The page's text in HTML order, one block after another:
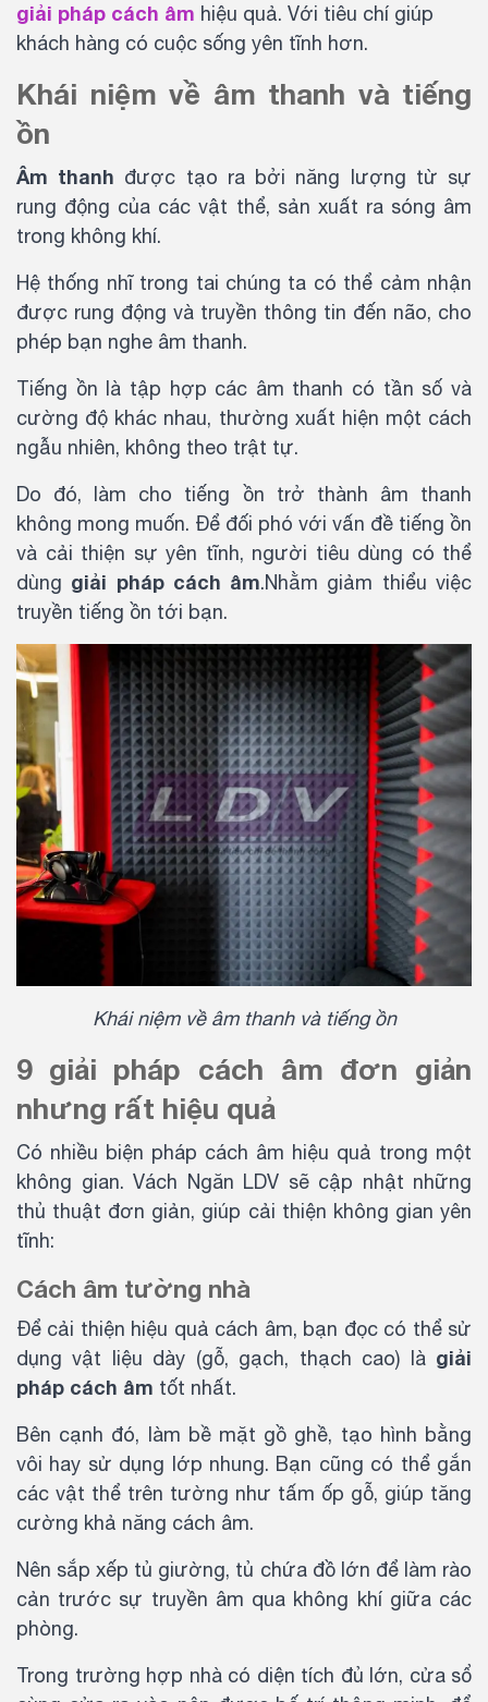
giải pháp cách âm hiệu quả. Với tiêu chí giúp
khách hàng có cuộc sống yên tĩnh hơn.
Khái niệm về âm thanh và tiếng
ồn
Âm thanh được tạo ra bởi năng lượng từ sự
rung động của các vật thể, sản xuất ra sóng âm
trong không khí.
Hệ thống nhĩ trong tai chúng ta có thể cảm nhận
được rung động và truyền thông tin đến não, cho
phép bạn nghe âm thanh.
Tiếng ồn là tập hợp các âm thanh có tần số và
cường độ khác nhau, thường xuất hiện một cách
ngẫu nhiên, không theo trật tự.
Do đó, làm cho tiếng ồn trở thành âm thanh
không mong muốn. Để đối phó với vấn đề tiếng ồn
và cải thiện sự yên tĩnh, người tiêu dùng có thể
dùng giải pháp cách âm.Nhằm giảm thiểu việc
truyền tiếng ồn tới bạn.
Khái niệm về âm thanh và tiếng ồn
9 giải pháp cách âm đơn giản
nhưng rất hiệu quả
Có nhiều biện pháp cách âm hiệu quả trong một
không gian. Vách Ngăn LDV sẽ cập nhật những
thủ thuật đơn giản, giúp cải thiện không gian yên
tĩnh:
Cách âm tường nhà
Để cải thiện hiệu quả cách âm, bạn đọc có thể sử
dụng vật liệu dày (gỗ, gạch, thạch cao) là giải
pháp cách âm tốt nhất.
Bên cạnh đó, làm bề mặt gồ ghề, tạo hình bằng
vôi hay sử dụng lớp nhung. Bạn cũng có thể gắn
các vật thể trên tường như tấm ốp gỗ, giúp tăng
cường khả năng cách âm.
Nên sắp xếp tủ giường, tủ chứa đồ lớn để làm rào
cản trước sự truyền âm qua không khí giữa các
phòng.
Trong trường hợp nhà có diện tích đủ lớn, cửa sổ